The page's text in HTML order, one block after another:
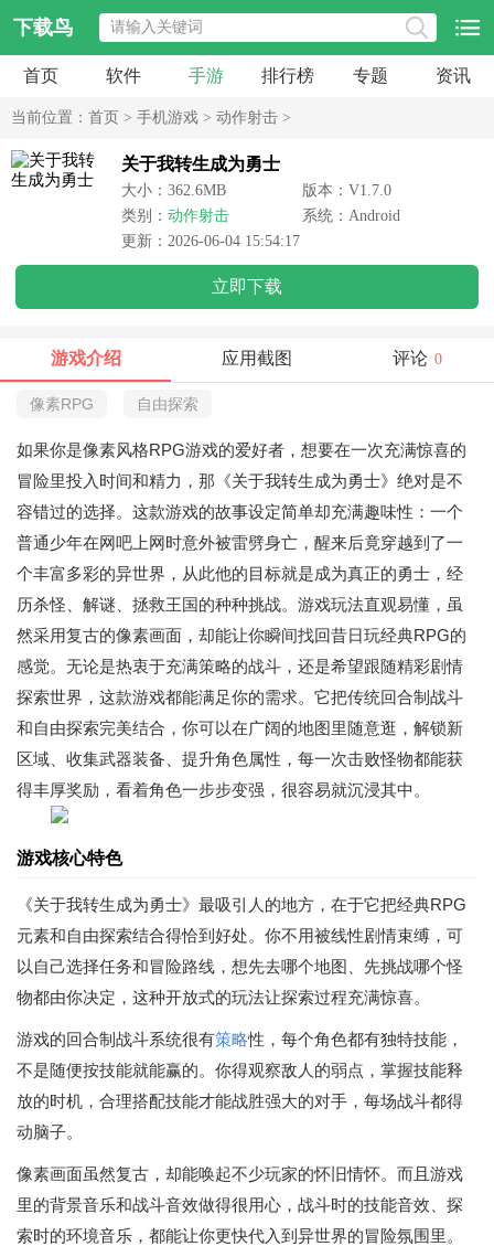
下载鸟
首页 软件 手游 排行榜 专题 资讯
当前位置： 首页 > 手机游戏 > 动作射击 >
关于我转生成为勇士
大小：362.6MB
版本：V1.7.0
类别： 动作射击
系统：Android
更新：2026-06-04 15:54:17
立即下载
游戏介绍 应用截图 评论 0
像素RPG 自由探索
如果你是像素风格RPG游戏的爱好者，想要在一次充满惊喜的
冒险里投入时间和精力，那《关于我转生成为勇士》绝对是不
容错过的选择。这款游戏的故事设定简单却充满趣味性：一个
普通少年在网吧上网时意外被雷劈身亡，醒来后竟穿越到了一
个丰富多彩的异世界，从此他的目标就是成为真正的勇士，经
历杀怪、解谜、拯救王国的种种挑战。游戏玩法直观易懂，虽
然采用复古的像素画面，却能让你瞬间找回昔日玩经典RPG的
感觉。无论是热衷于充满策略的战斗，还是希望跟随精彩剧情
探索世界，这款游戏都能满足你的需求。它把传统回合制战斗
和自由探索完美结合，你可以在广阔的地图里随意逛，解锁新
区域、收集武器装备、提升角色属性，每一次击败怪物都能获
得丰厚奖励，看着角色一步步变强，很容易就沉浸其中。
游戏核心特色
《关于我转生成为勇士》最吸引人的地方，在于它把经典RPG
元素和自由探索结合得恰到好处。你不用被线性剧情束缚，可
以自己选择任务和冒险路线，想先去哪个地图、先挑战哪个怪
物都由你决定，这种开放式的玩法让探索过程充满惊喜。
游戏的回合制战斗系统很有策略性，每个角色都有独特技能，
不是随便按技能就能赢的。你得观察敌人的弱点，掌握技能释
放的时机，合理搭配技能才能战胜强大的对手，每场战斗都得
动脑子。
像素画面虽然复古，却能唤起不少玩家的怀旧情怀。而且游戏
里的背景音乐和战斗音效做得很用心，战斗时的技能音效、探
索时的环境音乐，都能让你更快代入到异世界的冒险氛围里。